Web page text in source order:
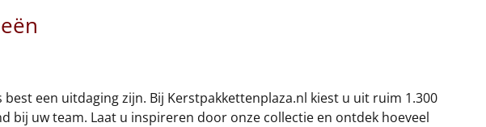
een uitdaging zijn. Bij Kerstpakkettenplaza.nl kiest u uit ruim 1.300
bij uw team. Laat u inspireren door onze collectie en ontdek hoeveel